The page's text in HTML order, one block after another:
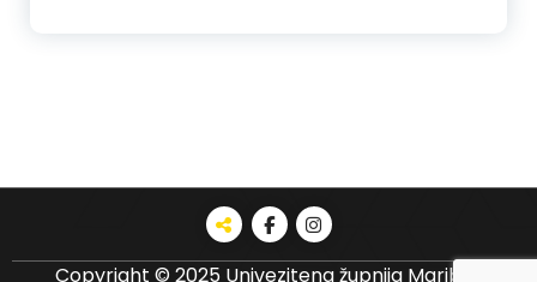
Copyright © 2025 Univezitena župnija Maribor